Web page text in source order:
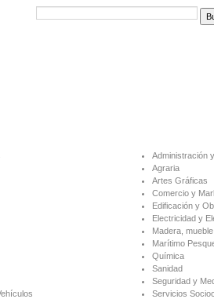
Administración
Agraria
Artes Gráficas
Comercio y
Edificación y
Electricidad y
Madera,
Marítimo
Química
Sanidad
Seguridad y
Servicios